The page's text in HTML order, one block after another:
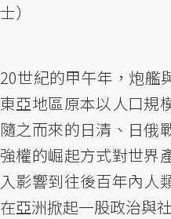
士）
20世紀的甲午年，炮艦
東亞地區原本以人口規
隨之而來的日清、日俄
強權的崛起方式對世界
入影響到往後百年內人
在亞洲掀起一股政治與